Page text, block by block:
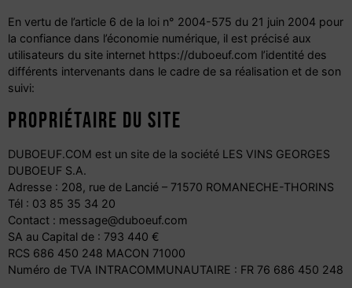
En vertu de l’article 6 de la loi n° 2004-575 du 21 juin 2004 pour
la confiance dans l’économie numérique, il est précisé aux
utilisateurs du site internet https://duboeuf.com l’identité des
différents intervenants dans le cadre de sa réalisation et de son
suivi:
PROPRIÉTAIRE DU SITE
DUBOEUF.COM est un site de la société LES VINS GEORGES
DUBOEUF S.A.
Adresse : 208, rue de Lancié – 71570 ROMANECHE-THORINS
Tél : 03 85 35 34 20
Contact : message@duboeuf.com
SA au Capital de : 793 440 €
RCS 686 450 248 MACON 71000
Numéro de TVA INTRACOMMUNAUTAIRE : FR 76 686 450 248